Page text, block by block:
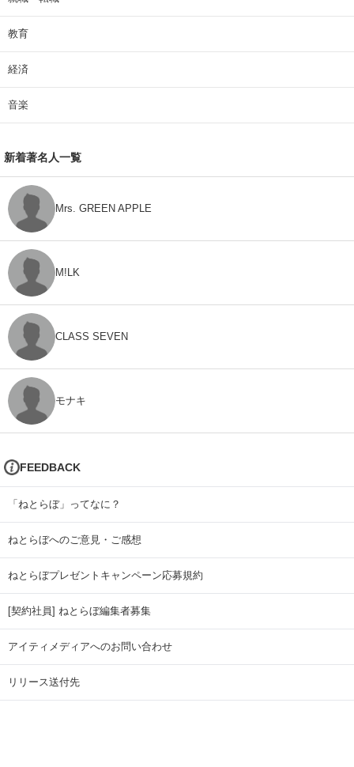
教育
経済
音楽
新着著名人一覧
Mrs. GREEN APPLE
M!LK
CLASS SEVEN
モナキ
FEEDBACK
「ねとらぼ」ってなに？
ねとらぼへのご意見・ご感想
ねとらぼプレゼントキャンペーン応募規約
[契約社員] ねとらぼ編集者募集
アイティメディアへのお問い合わせ
リリース送付先